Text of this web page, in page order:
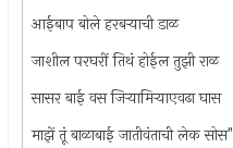
आईबाप बोले हरबर्‍याची डाळ
जाशील परघरीं तिथं होईल तुझी राळ
सासर बाई वस जिर्‍यामिर्‍याएवढा घास
माझें तूं बाळाबाई जातीवंताची लेक सोस"